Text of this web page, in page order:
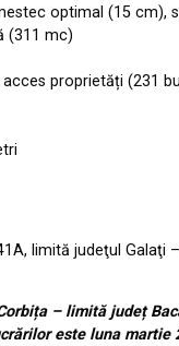
optimal (15
(311 mc)
proprietăți (231
limită judeţul
– limită județ
este luna